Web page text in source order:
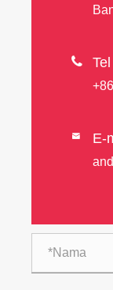
 Tel
 E-